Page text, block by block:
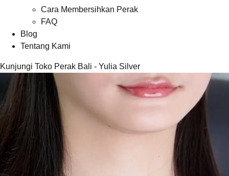
Cara Membersihkan Perak
FAQ
Blog
Tentang Kami
Kunjungi Toko Perak Bali - Yulia Silver